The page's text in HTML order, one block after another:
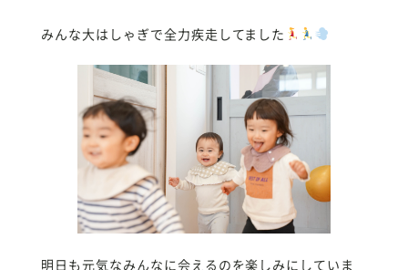
みんな大はしゃぎで全力疾走してました
明日も元気なみんなに会えるのを楽しみにしていま